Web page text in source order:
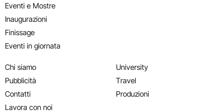
Eventi e Mostre
Inaugurazioni
Finissage
Eventi in giornata
Chi siamo
Pubblicità
Contatti
Lavora con noi
University
Travel
Produzioni